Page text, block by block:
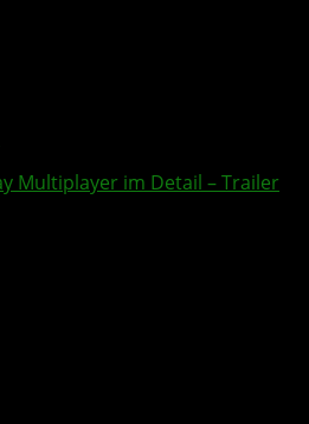
Multiplayer im Detail – Trailer